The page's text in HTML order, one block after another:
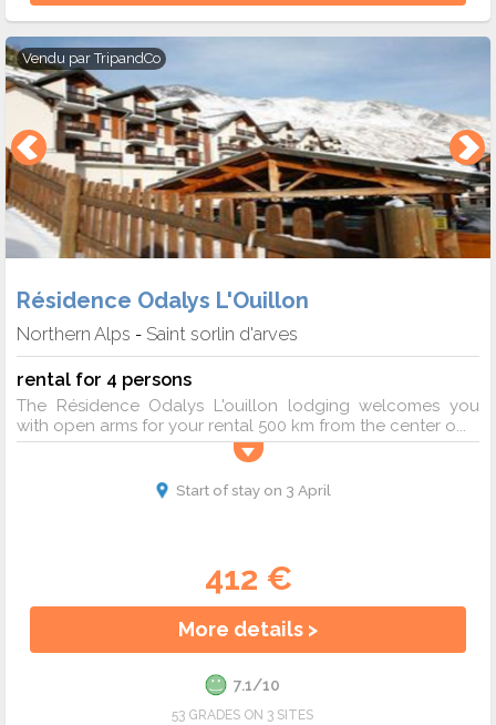
Vendu parTripandCo
Résidence Odalys L'Ouillon
Northern Alps - Saint sorlin d'arves
rental for 4 persons
The Résidence Odalys L'ouillon lodging welcomes you
with open arms for your rental 500 km from the center o...
Start of stay on 3 April
412 €
More details >
7.1/10
53 GRADES ON 3 SITES